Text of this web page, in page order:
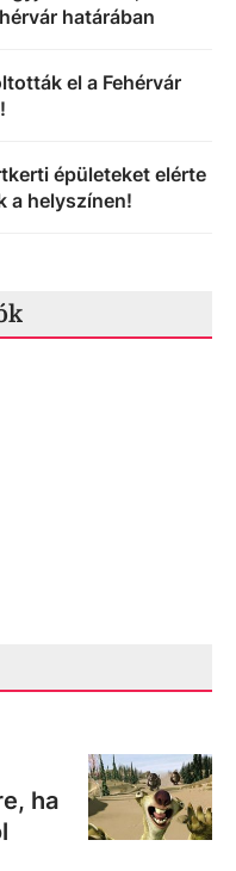
határában
el a Fehérvár
épületeket elérte
a helyszínen!
ha